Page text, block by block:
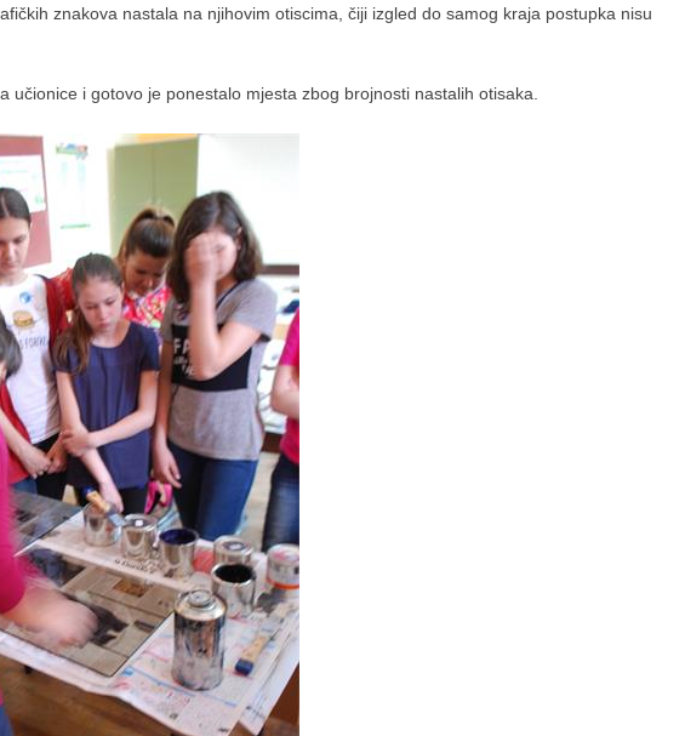
znakova nastala na njihovim otiscima, čiji izgled do samog kraja postupka nisu
učionice i gotovo je ponestalo mjesta zbog brojnosti nastalih otisaka.